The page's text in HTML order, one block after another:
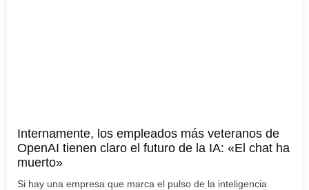
Internamente, los empleados más veteranos de
OpenAI tienen claro el futuro de la IA: «El chat ha
muerto»
Si hay una empresa que marca el pulso de la inteligencia